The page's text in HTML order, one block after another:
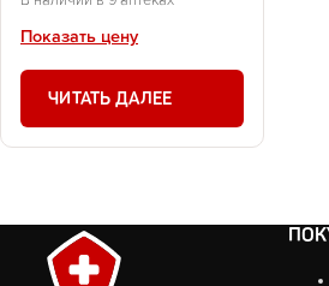
Показать цену
ЧИТАТЬ ДАЛЕЕ